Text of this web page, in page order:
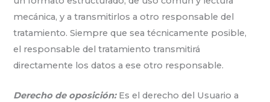
mecánica, y a transmitirlos a otro responsable del
tratamiento. Siempre que sea técnicamente posible,
el responsable del tratamiento transmitirá
directamente los datos a ese otro responsable.
Derecho de oposición:Es el derecho del Usuario a